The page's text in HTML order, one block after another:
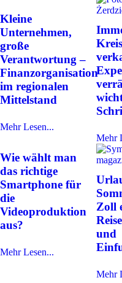
Kleine
Unternehmen,
große
Verantwortung –
Finanzorganisation
im regionalen
Mittelstand
Mehr Lesen...
Mehr
Wie wählt man
das richtige
Smartphone für
die
Videoproduktion
aus?
Mehr Lesen...
Zoll
und
Mehr